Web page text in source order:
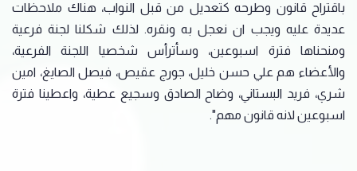
باقتراح قانون وطرحه كتعديل من قبل النواب، هناك ملاحظات
عديدة عليه ويجب ان نعجل به ونقره. لذلك شكلنا لجنة فرعية
ومنحناها فترة اسبوعين، وسأترأس شخصيا اللجنة الفرعية،
والأعضاء هم علي حسن خليل، جورج عقيص، فيصل الصايغ، امين
شري، فريد البستاني، وضاح الصادق وسجيع عطية، واعطينا فترة
اسبوعين لانه قانون مهم".